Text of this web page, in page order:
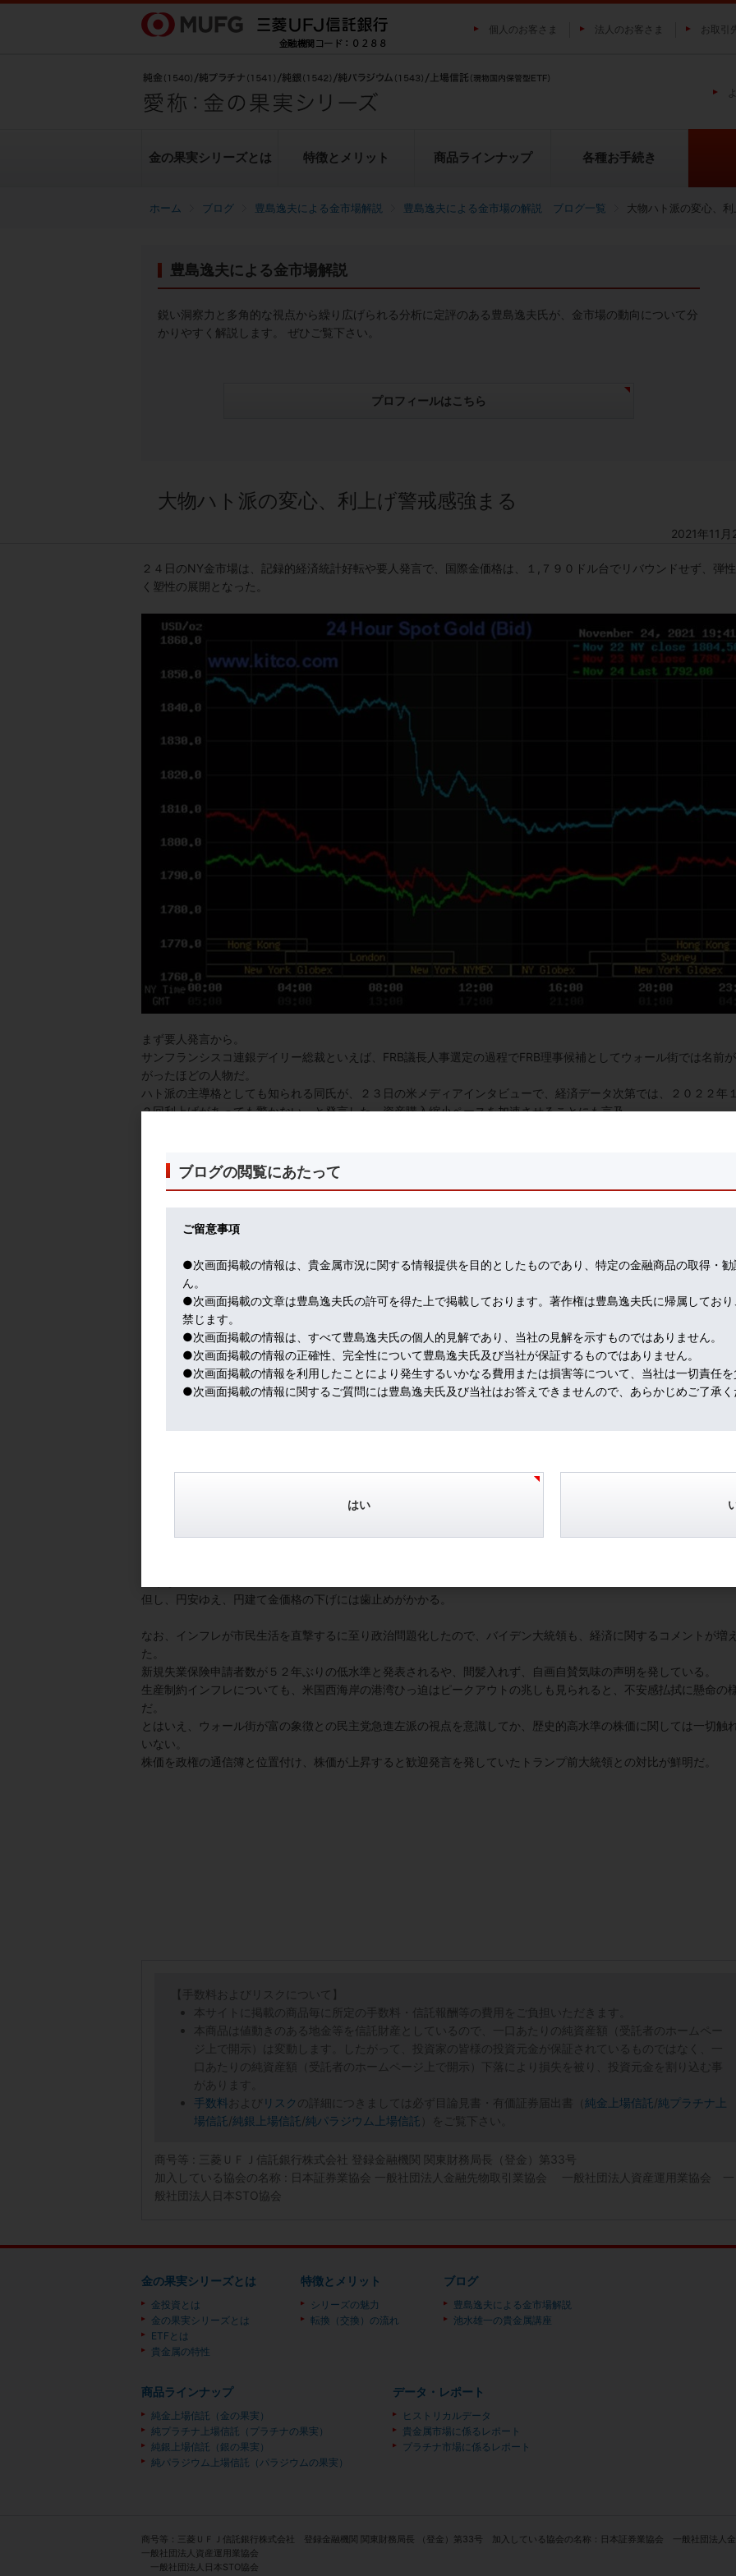
ブログ 豊島逸夫による金市場解説 豊島逸夫による金市場の解説 ブログ一覧 大物ハト派の変心、
豊島逸夫による金市場解説
鋭い洞察力と多角的な視点から繰り広げられる分析に定評のある豊島逸夫氏が、金市場の動向について分
かりやすく解説します。 ぜひご覧下さい。
プロフィールはこちら
大物ハト派の変心、利上げ警戒感強まる
2021年11月
２４日のNY金市場は、記録的経済統計好転や要人発言で、国際金価格は、１,７９０ドル台でリバウンドせず、弾
く塑性の展開となった。
まず要人発言から。
サンフランシスコ連銀デイリー総裁といえば、FRB議長人事選定の過程でFRB理事候補としてウォール街では名前
がったほどの人物だ。
ハト派の主導格としても知られる同氏が、２３日の米メディアインタビューで、経済データ次第では、２０２２年１
２回利上げがあっても驚かない、と発言した。資産購入縮小ペースを加速させることにも言及。
これまでのFOMC参加の要人発言では、もっぱらタカ派の発言ばかりが目立ったので、「ハト派も変心」と市場の注
を集めている。
かどうか分からないときに、取るリスクとしては大きすぎる」と慎重論を語っていた。
その発言直後の１０日に発表された１０月消費者物価指数６.２％増と１６日発表の小売売上高１.７％増の経済統計
同日に発表された１１月FOMC議事要旨でも、資産購入縮小ペースの加速が議論されたことが明らかになったが、
FOMC後にデイリー総裁のように利上げ容認派が増えている可能性がある。
１２月FOMCの時に発表されるドットチャート（FOMC参加者の金利予測分布表）への注目度は益々強まる。
CME FED WATCHによれば、最速２０２２年５月に利上げの確率が２３日の３８％から２４日は４４％にまで急増し
このケースだと来年３月頃にはテーパリング終了となろう。
次に、２４日には、感謝祭祝日により前倒しで多くの経済指標が発表された。
であった。
長期金利の指標となる１０年債利回りも１.７％の大台に接近する場面もあった。
但し、円安ゆえ、円建て金価格の下げには歯止めがかかる。
なお、インフレが市民生活を直撃するに至り政治問題化したので、バイデン大統領も、経済に関するコメントが増え
た。
新規失業保険申請者数が５２年ぶりの低水準と発表されるや、間髪入れず、自画自賛気味の声明を発している。
生産制約インフレについても、米国西海岸の港湾ひっ迫はピークアウトの兆しも見られると、不安感払拭に懸命の
だ。
とはいえ、ウォール街が富の象徴との民主党急進左派の視点を意識してか、歴史的高水準の株価に関しては一切触
いない。
株価を政権の通信簿と位置付け、株価が上昇すると歓迎発言を発していたトランプ前大統領との対比が鮮明だ。
個人のお客さま 法人のお客さま お取引
金の果実シリーズとは
金投資とは
特徴とメリット
シリーズの魅力
商品ラインナップ
純金上場信託（金の果実）
各種お手続き
転換（交換）の手続き
豊島逸夫による金市場解説
ヒストリカルデータ
【手数料およびリスクについて】
本サイトに掲載の商品毎に所定の手数料・信託報酬等の費用をご負担いただきます。
本商品は値動きのある地金等を信託財産としているので、一口あたりの純資産額（受託者のホームペー
ジ上で開示）は変動します。したがって、投資家の皆様の投資元金が保証されているものではなく、一
口あたりの純資産額（受託者のホームページ上で開示）下落により損失を被り、投資元金を割り込む事
があります。
手数料 および リスク の詳細につきましては必ず目論見書・有価証券届出書（ 純金上場信託 /純プラチナ上
場信託 /純銀上場信託 /純パラジウム上場信託 ）をご覧下さい。
商号等 : 三菱ＵＦＪ信託銀行株式会社 登録金融機関 関東財務局長（登金）第33号
加入している協会の名称 : 日本証券業協会 一般社団法人金融先物取引業協会 一般社団法人資産運用業協会 一
般社団法人日本STO協会
ブログの閲覧にあたって
ご留意事項
●次画面掲載の情報は、貴金属市況に関する情報提供を目的としたものであり、特定の金融商品の取得・
ん。
●次画面掲載の文章は豊島逸夫氏の許可を得た上で掲載しております。著作権は豊島逸夫氏に帰属してお
禁じます。
●次画面掲載の情報は、すべて豊島逸夫氏の個人的見解であり、当社の見解を示すものではありません。
●次画面掲載の情報の正確性、完全性について豊島逸夫氏及び当社が保証するものではありません。
●次画面掲載の情報を利用したことにより発生するいかなる費用または損害等について、当社は一切責任を
●次画面掲載の情報に関するご質問には豊島逸夫氏及び当社はお答えできませんので、あらかじめご了承く
はい
金の果実シリーズとは
金投資とは
金の果実シリーズとは
ETFとは
貴金属の特性
特徴とメリット
シリーズの魅力
転換（交換）の流れ
ブログ
豊島逸夫による金市場解説
池水雄一の貴金属講座
商品ラインナップ
純金上場信託（金の果実）
純プラチナ上場信託（プラチナの果実）
純銀上場信託（銀の果実）
純パラジウム上場信託（パラジウムの果実）
データ・レポート
ヒストリカルデータ
貴金属市場に係るレポート
プラチナ市場に係るレポート
商号等：三菱ＵＦＪ信託銀行株式会社 登録金融機関 関東財務局長 （登金）第33号 加入している協会の名称：日本証券業協会 一般社団法人
一般社団法人資産運用業協会
一般社団法人日本STO協会